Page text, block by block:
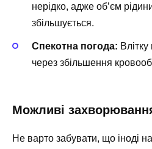
нерідко, адже об’єм
збільшується.
Спекотна погода:
через збільшення
Можливі
Не варто забувати, що іноді